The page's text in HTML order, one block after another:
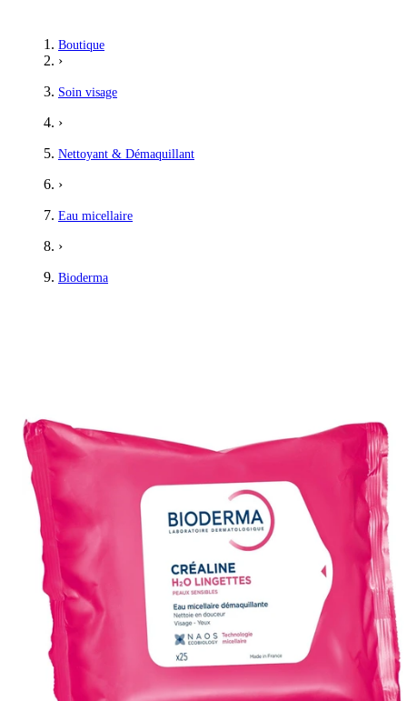
Boutique
›
Soin visage
›
Nettoyant & Démaquillant
›
Eau micellaire
›
Bioderma